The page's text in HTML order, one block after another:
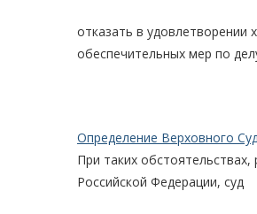
отказать в удовлетворении
обеспечительных мер по
Определение Верховного
При таких
Российской Федерации, суд